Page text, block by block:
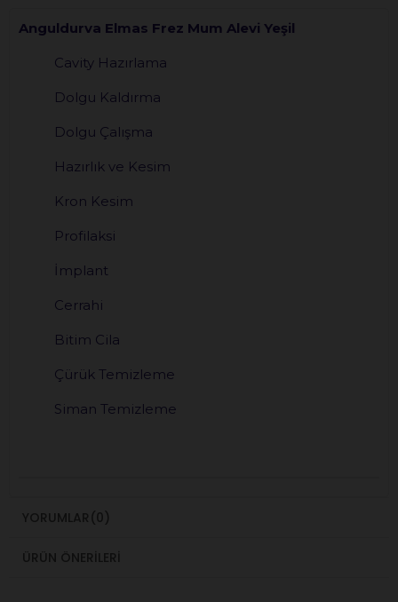
Anguldurva Elmas Frez Mum Alevi Yeşil
Cavity Hazırlama
Dolgu Kaldırma
Dolgu Çalışma
Hazırlık ve Kesim
Kron Kesim
Profilaksi
İmplant
Cerrahi
Bitim Cila
Çürük Temizleme
Siman Temizleme
YORUMLAR (0)
ÜRÜN ÖNERILERI